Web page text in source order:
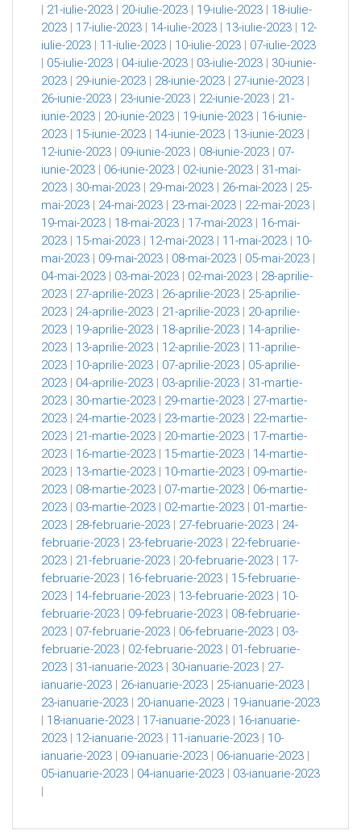
| 21-iulie-2023 | 20-iulie-2023 | 19-iulie-2023 | 18-iulie-
2023 | 17-iulie-2023 | 14-iulie-2023 | 13-iulie-2023 | 12-
iulie-2023 | 11-iulie-2023 | 10-iulie-2023 | 07-iulie-2023
| 05-iulie-2023 | 04-iulie-2023 | 03-iulie-2023 | 30-iunie-
2023 | 29-iunie-2023 | 28-iunie-2023 | 27-iunie-2023 |
26-iunie-2023 | 23-iunie-2023 | 22-iunie-2023 | 21-
iunie-2023 | 20-iunie-2023 | 19-iunie-2023 | 16-iunie-
2023 | 15-iunie-2023 | 14-iunie-2023 | 13-iunie-2023 |
12-iunie-2023 | 09-iunie-2023 | 08-iunie-2023 | 07-
iunie-2023 | 06-iunie-2023 | 02-iunie-2023 | 31-mai-
2023 | 30-mai-2023 | 29-mai-2023 | 26-mai-2023 | 25-
mai-2023 | 24-mai-2023 | 23-mai-2023 | 22-mai-2023 |
19-mai-2023 | 18-mai-2023 | 17-mai-2023 | 16-mai-
2023 | 15-mai-2023 | 12-mai-2023 | 11-mai-2023 | 10-
mai-2023 | 09-mai-2023 | 08-mai-2023 | 05-mai-2023 |
04-mai-2023 | 03-mai-2023 | 02-mai-2023 | 28-aprilie-
2023 | 27-aprilie-2023 | 26-aprilie-2023 | 25-aprilie-
2023 | 24-aprilie-2023 | 21-aprilie-2023 | 20-aprilie-
2023 | 19-aprilie-2023 | 18-aprilie-2023 | 14-aprilie-
2023 | 13-aprilie-2023 | 12-aprilie-2023 | 11-aprilie-
2023 | 10-aprilie-2023 | 07-aprilie-2023 | 05-aprilie-
2023 | 04-aprilie-2023 | 03-aprilie-2023 | 31-martie-
2023 | 30-martie-2023 | 29-martie-2023 | 27-martie-
2023 | 24-martie-2023 | 23-martie-2023 | 22-martie-
2023 | 21-martie-2023 | 20-martie-2023 | 17-martie-
2023 | 16-martie-2023 | 15-martie-2023 | 14-martie-
2023 | 13-martie-2023 | 10-martie-2023 | 09-martie-
2023 | 08-martie-2023 | 07-martie-2023 | 06-martie-
2023 | 03-martie-2023 | 02-martie-2023 | 01-martie-
2023 | 28-februarie-2023 | 27-februarie-2023 | 24-
februarie-2023 | 23-februarie-2023 | 22-februarie-
2023 | 21-februarie-2023 | 20-februarie-2023 | 17-
februarie-2023 | 16-februarie-2023 | 15-februarie-
2023 | 14-februarie-2023 | 13-februarie-2023 | 10-
februarie-2023 | 09-februarie-2023 | 08-februarie-
2023 | 07-februarie-2023 | 06-februarie-2023 | 03-
februarie-2023 | 02-februarie-2023 | 01-februarie-
2023 | 31-ianuarie-2023 | 30-ianuarie-2023 | 27-
ianuarie-2023 | 26-ianuarie-2023 | 25-ianuarie-2023 |
23-ianuarie-2023 | 20-ianuarie-2023 | 19-ianuarie-2023
| 18-ianuarie-2023 | 17-ianuarie-2023 | 16-ianuarie-
2023 | 12-ianuarie-2023 | 11-ianuarie-2023 | 10-
ianuarie-2023 | 09-ianuarie-2023 | 06-ianuarie-2023 |
05-ianuarie-2023 | 04-ianuarie-2023 | 03-ianuarie-2023
|